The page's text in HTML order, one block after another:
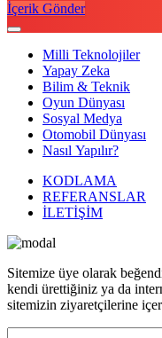
İçerik Gönder
Milli Teknolojiler
Yapay Zeka
Bilim & Teknik
Oyun Dünyası
Sosyal Medya
Otomobil Dünyası
Nasıl Yapılır?
KODLAMA
REFERANSLAR
İLETİŞİM
Sitemize üye olarak
kendi ürettiğiniz ya da
sitemizin ziyaretçilerine